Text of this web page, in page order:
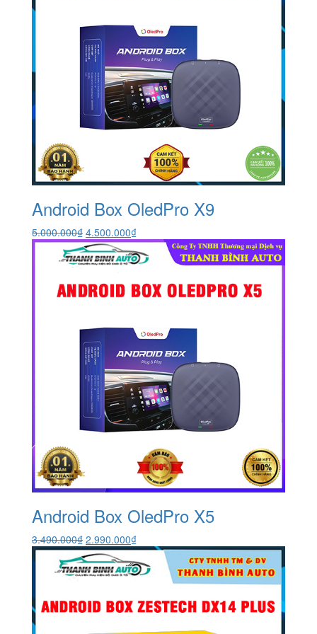
Android Box OledPro X9
5.000.000₫ Giá
gốc
là:
4.500.000₫Giá
hiện
tại
4.500.000₫.
Android Box OledPro X5
3.490.000₫ Giá
gốc
là:
3.490.000₫.
2.990.000₫Giá
hiện
tại